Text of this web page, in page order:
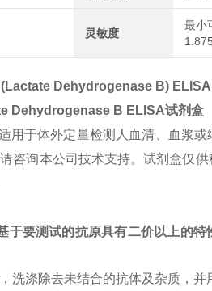
灵敏度
最小
Dehydrogenase B)
Dehydrogenase B ELISA试剂盒
用于体外定量检测人血清、血浆
咨询本公司技术支持。试剂盒仅
要测试的抗原具有二价以上的
洗涤除去未结合的抗体及杂质，并